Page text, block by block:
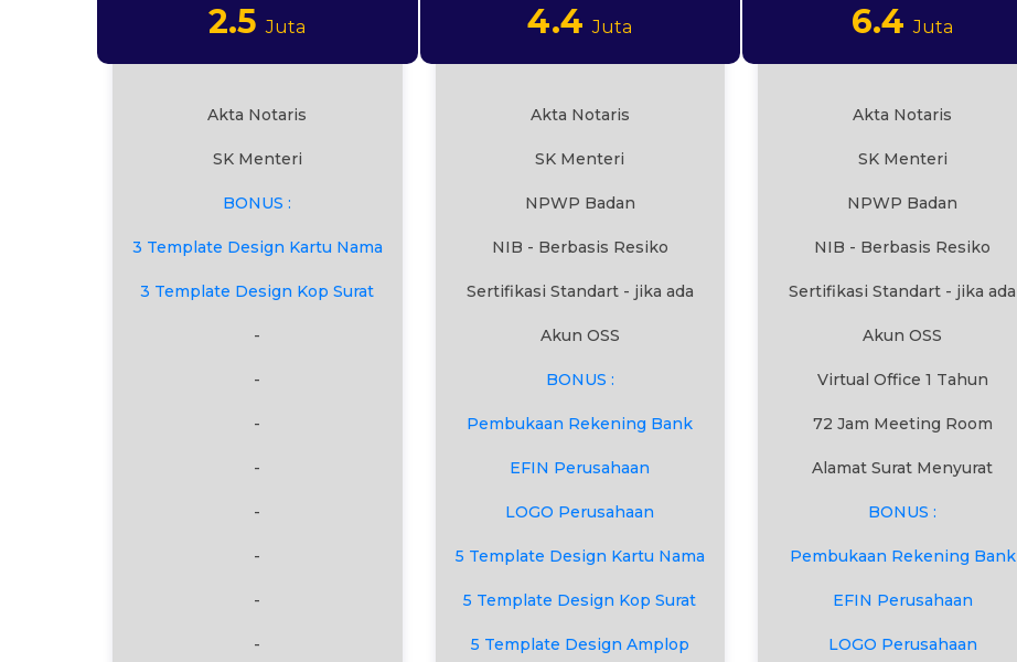
2.5Juta
Akta Notaris
SK Menteri
BONUS :
3 Template Design Kartu Nama
3 Template Design Kop Surat
-
-
-
-
-
-
-
-
4.4Juta
Akta Notaris
SK Menteri
NPWP Badan
NIB - Berbasis Resiko
Sertifikasi Standart - jika ada
Akun OSS
BONUS :
Pembukaan Rekening Bank
EFIN Perusahaan
LOGO Perusahaan
5 Template Design Kartu Nama
5 Template Design Kop Surat
5 Template Design Amplop
6.4Juta
Akta Notaris
SK Menteri
NPWP Badan
NIB - Berbasis Resiko
Sertifikasi Standart - jika ada
Akun OSS
Virtual Office 1 Tahun
72 Jam Meeting Room
Alamat Surat Menyurat
BONUS :
Pembukaan Rekening Bank
EFIN Perusahaan
LOGO Perusahaan